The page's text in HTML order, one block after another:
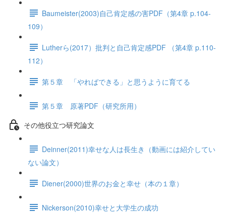
Baumeister(2003)自己肯定感の害PDF（第4章 p.104-
109）
Lutherら(2017）批判と自己肯定感PDF （第4章 p.110-
112）
第５章 「やればできる」と思うように育てる
第５章 原著PDF（研究所用）
その他役立つ研究論文
Deinner(2011)幸せな人は長生き（動画には紹介してい
ない論文）
Diener(2000)世界のお金と幸せ（本の１章）
Nickerson(2010)幸せと大学生の成功